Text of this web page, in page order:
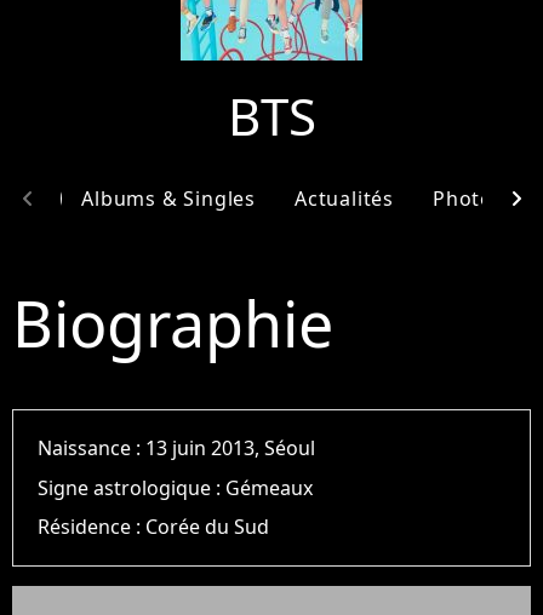
BTS
Albums & Singles Actualités Photos
chevron_left chevron_right
Biographie
Naissance : 13 juin 2013, Séoul
Signe astrologique : Gémeaux
Résidence : Corée du Sud